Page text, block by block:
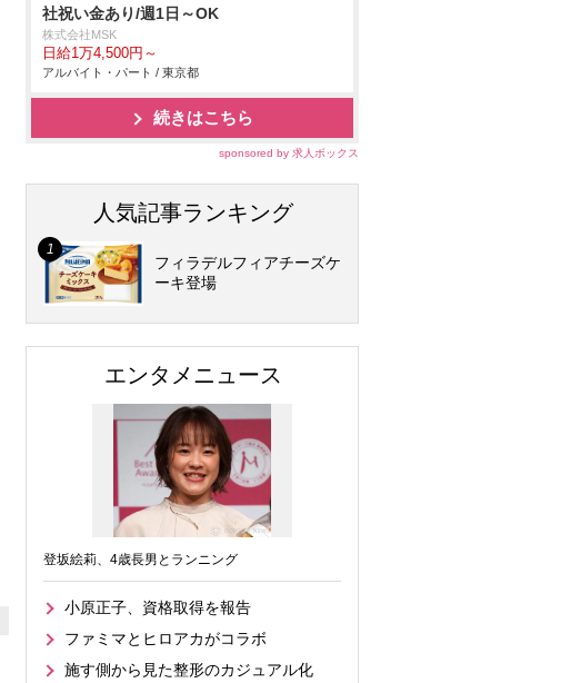
社祝い金あり/週1日～OK
株式会社MSK
日給1万4,500円～
アルバイト・パート / 東京都
続きはこちら
sponsored by 求人ボックス
人気記事ランキング
フィラデルフィアチーズケ
ーキ登場
エンタメニュース
登坂絵莉、4歳長男とランニング
小原正子、資格取得を報告
ファミマとヒロアカがコラボ
施す側から見た整形のカジュアル化